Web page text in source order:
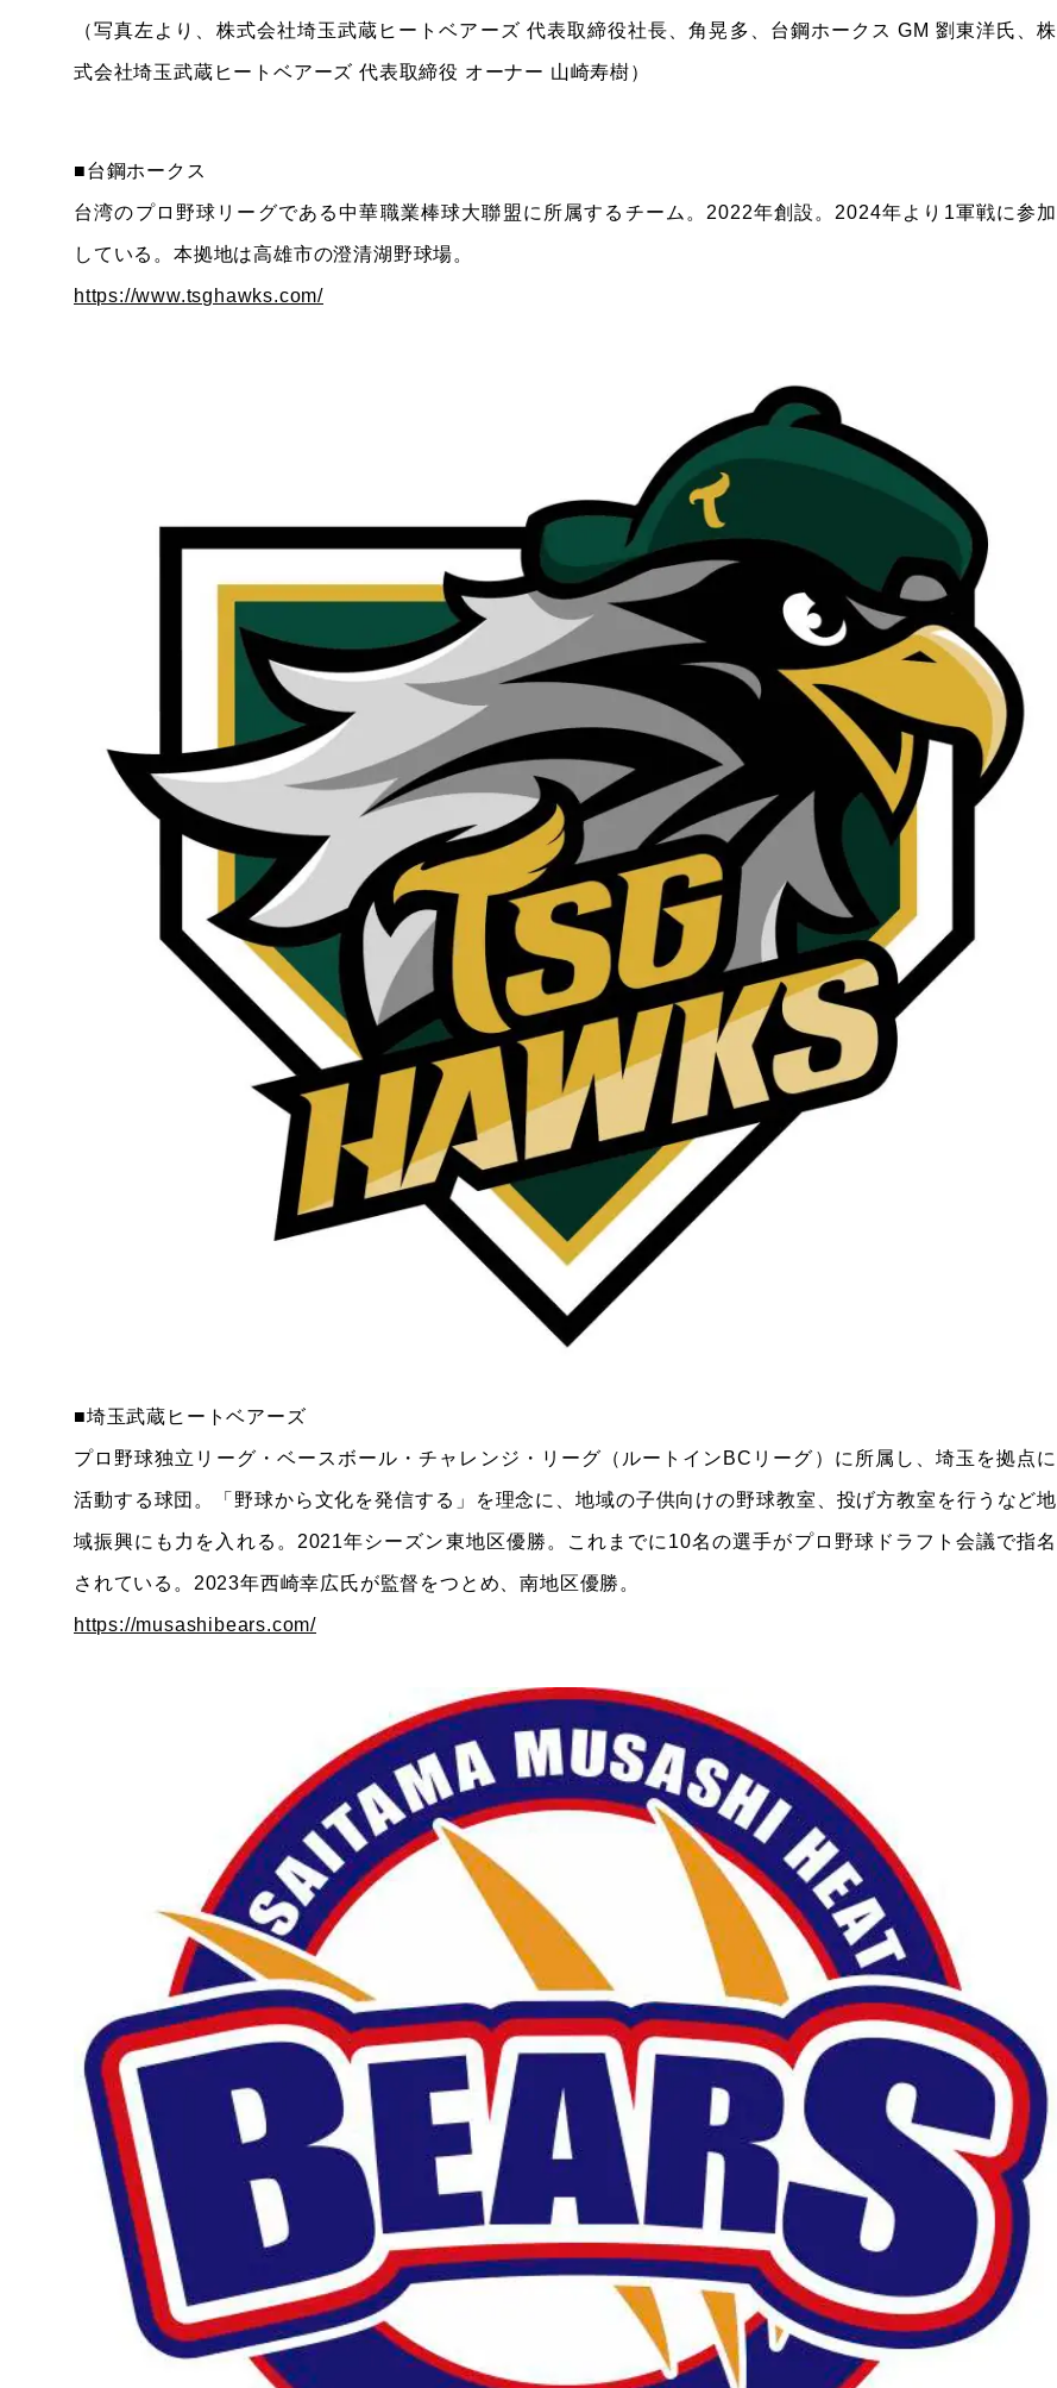
（写真左より、株式会社埼玉武蔵ヒートベアーズ 代表取締役社長、角晃多、台鋼ホークス GM 劉東洋氏、株
式会社埼玉武蔵ヒートベアーズ 代表取締役 オーナー 山崎寿樹）
■台鋼ホークス
台湾のプロ野球リーグである中華職業棒球大聯盟に所属するチーム。2022年創設。2024年より1軍戦に参加
している。本拠地は高雄市の澄清湖野球場。
https://www.tsghawks.com/
■埼玉武蔵ヒートベアーズ
プロ野球独立リーグ・ベースボール・チャレンジ・リーグ（ルートインBCリーグ）に所属し、埼玉を拠点に
活動する球団。「野球から文化を発信する」を理念に、地域の子供向けの野球教室、投げ方教室を行うなど地
域振興にも力を入れる。2021年シーズン東地区優勝。これまでに10名の選手がプロ野球ドラフト会議で指名
されている。2023年西崎幸広氏が監督をつとめ、南地区優勝。
https://musashibears.com/